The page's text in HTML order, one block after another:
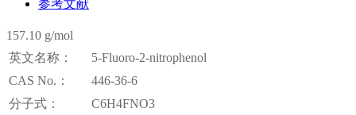
参考文献
157.10 g/mol
英文名称：
5-Fluoro-2-nitrophenol
CAS No.：
446-36-6
分子式：
C6H4FNO3